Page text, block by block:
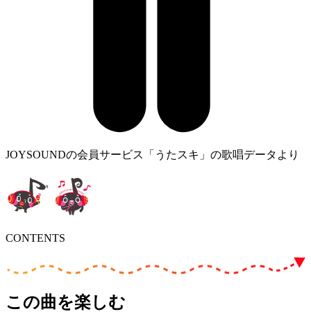
JOYSOUNDの会員サービス「うたスキ」の歌唱データより
CONTENTS
この曲を楽しむ